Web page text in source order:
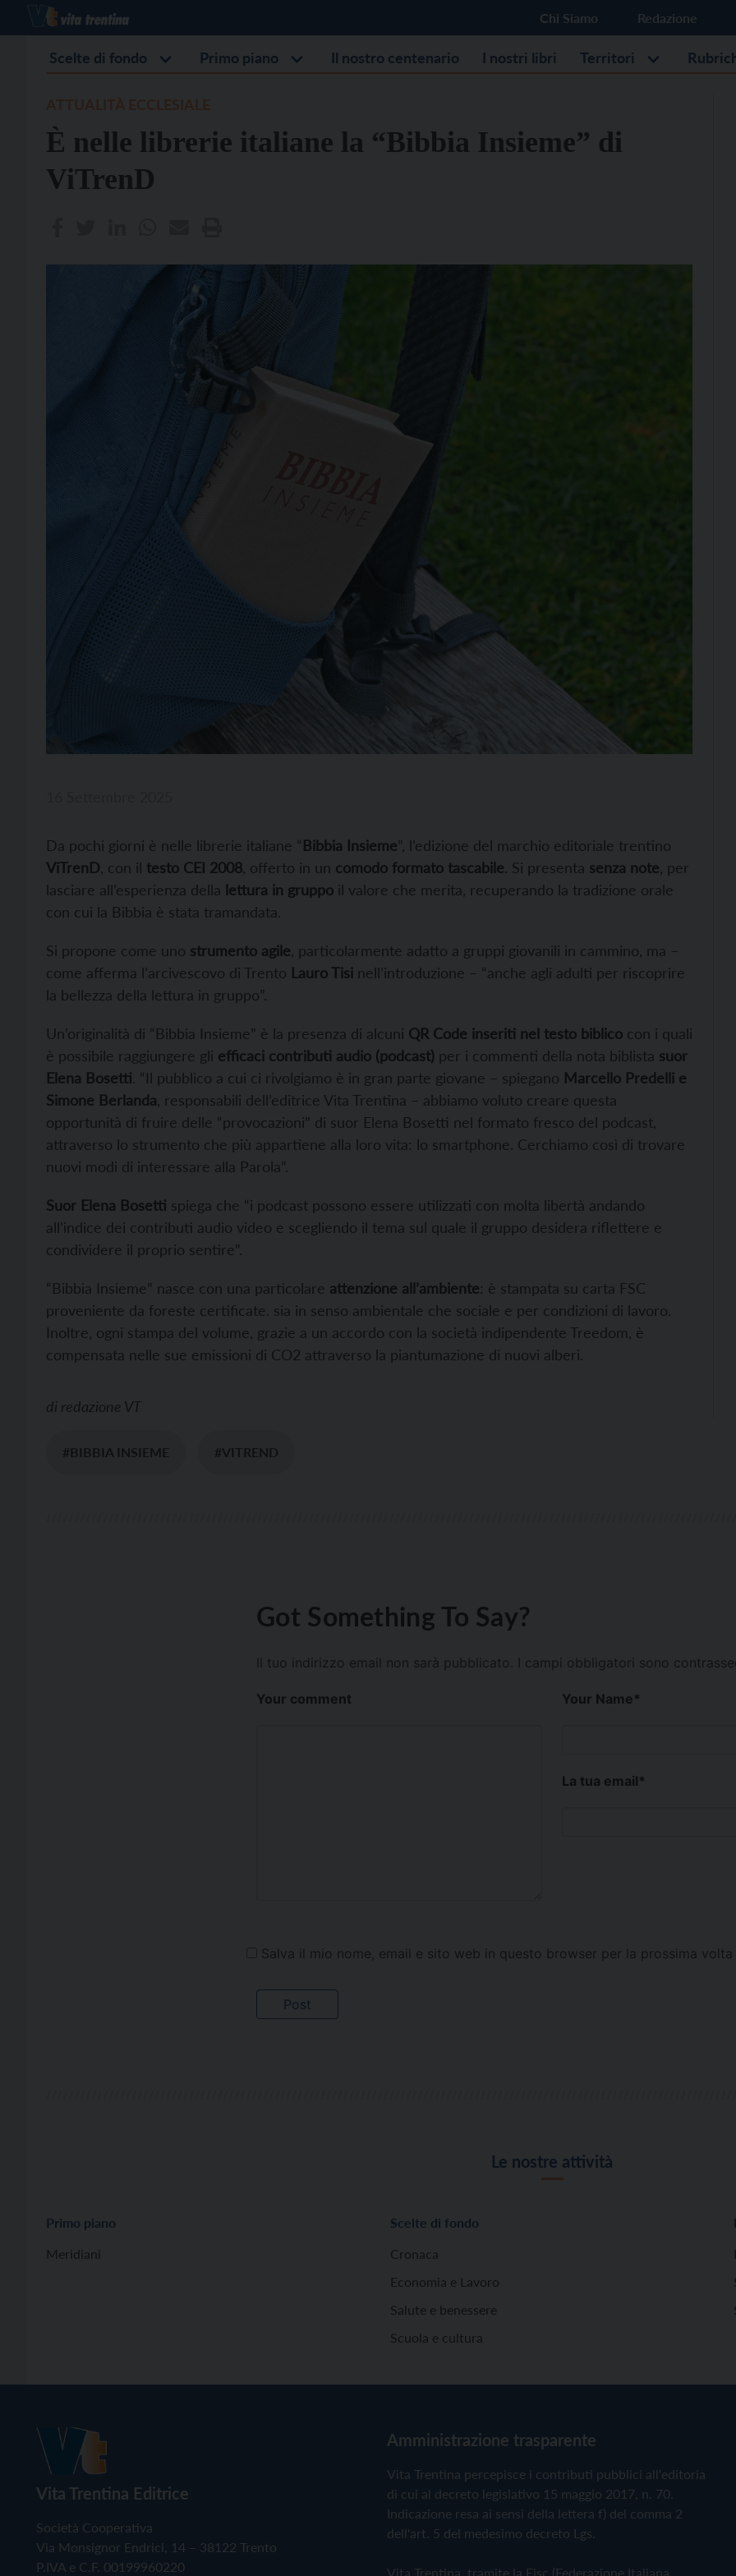
Chi Siamo Redazione
Scelte di fondo Primo piano Il nostro centenario I nostri libri Territori
È nelle librerie italiane la “Bibbia Insieme” di
ViTrenD
Da pochi giorni è nelle librerie italiane “Bibbia Insieme”, l’edizione del marchio editoriale trentino
ViTrenD , con il testo CEI 2008 , offerto in un comodo formato tascabile. Si presenta senza note , per
lasciare all’esperienza della lettura in gruppo il valore che merita, recuperando la tradizione orale
con cui la Bibbia è stata tramandata.
Si propone come uno strumento agile , particolarmente adatto a gruppi giovanili in cammino, ma –
come afferma l’arcivescovo di Trento Lauro Tisi nell’introduzione – “anche agli adulti per riscoprire
la bellezza della lettura in gruppo”.
Un’originalità di “Bibbia Insieme” è la presenza di alcuni QR Code inseriti nel testo biblico con i quali
è possibile raggiungere gli efficaci contributi audio (podcast) per i commenti della nota biblista suor
Elena Bosetti. “Il pubblico a cui ci rivolgiamo è in gran parte giovane – spiegano Marcello Predelli e
Simone Berlanda , responsabili dell’editrice Vita Trentina – abbiamo voluto creare questa
opportunità di fruire delle “provocazioni” di suor Elena Bosetti nel formato fresco del podcast,
attraverso lo strumento che più appartiene alla loro vita: lo smartphone. Cerchiamo così di trovare
nuovi modi di interessare alla Parola”.
Suor Elena Bosetti spiega che “i podcast possono essere utilizzati con molta libertà andando
all’indice dei contributi audio video e scegliendo il tema sul quale il gruppo desidera riflettere e
condividere il proprio sentire”.
“Bibbia Insieme” nasce con una particolare attenzione all’ambiente: è stampata su carta FSC
proveniente da foreste certificate. sia in senso ambientale che sociale e per condizioni di lavoro.
Inoltre, ogni stampa del volume, grazie a un accordo con la società indipendente Treedom, è
compensata nelle sue emissioni di CO2 attraverso la piantumazione di nuovi alberi.
di redazione VT
#BIBBIA INSIEME #VITREND
Got Something To Say?
Il tuo indirizzo email non sarà pubblicato. I campi obbligatori sono
Your comment Your Name*
La tua email*
Salva il mio nome, email e sito web in questo browser per la prossima volta
Le nostre attività
Primo piano
Meridiani
Scelte di fondo
Cronaca
Economia e Lavoro
Salute e benessere
Scuola e cultura
Vita Trentina Editrice
Società Cooperativa
Via Monsignor Endrici, 14 – 38122 Trento
P.IVA e C.F. 00199960220
Amministrazione trasparente
Vita Trentina percepisce i contributi pubblici all'editoria
di cui al decreto legislativo 15 maggio 2017, n. 70.
Indicazione resa ai sensi della lettera f) del comma 2
dell'art. 5 del medesimo decreto Lgs.
Vita Trentina, tramite la Fisc (Federazione Italiana